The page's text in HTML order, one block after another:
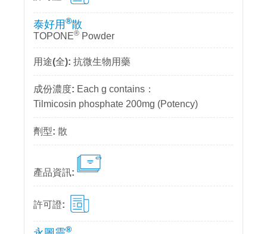
泰好用®散
TOPONE® Powder
抗微生物用藥
Each g contains：
Tilmicosin phosphate 200mg (Potency)
散
®